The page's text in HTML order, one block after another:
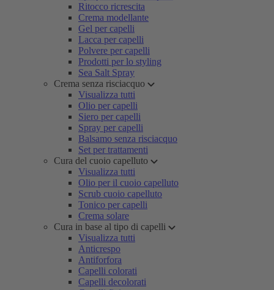
Ritocco ricrescita
Crema modellante
Gel per capelli
Lacca per capelli
Polvere per capelli
Prodotti per lo styling
Sea Salt Spray
Crema senza risciacquo
Visualizza tutti
Olio per capelli
Siero per capelli
Spray per capelli
Balsamo senza risciacquo
Set per trattamenti
Cura del cuoio capelluto
Visualizza tutti
Olio per il cuoio capelluto
Scrub cuoio capelluto
Tonico per capelli
Crema solare
Cura in base al tipo di capelli
Visualizza tutti
Anticrespo
Antiforfora
Capelli colorati
Capelli decolorati